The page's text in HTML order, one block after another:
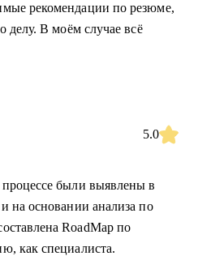
рекомендации по резюме,
делу. В моём случае всё
5.0
были выявлены в
на основании анализа по
RoadMap по
как специалиста.